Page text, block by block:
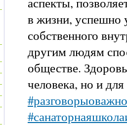
в жизни, успешно
собственного
другим людям
обществе.
человека, но и